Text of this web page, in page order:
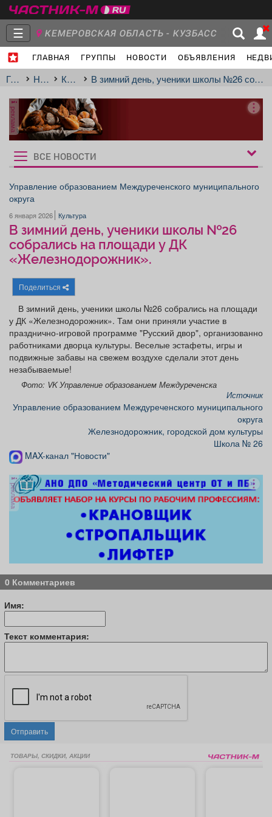
☰ КЕМЕРОВСКАЯ ОБЛАСТЬ - КУЗБАСС
ГЛАВНАЯ ГРУППЫ НОВОСТИ ОБЪЯВЛЕНИЯ
Главная
Объявления Недвижимость Услуги
Афиша
Товары Поздравления Погода
ТВ программа
ГлавнаяНовостиКультураВ зимний день, ученики школы №26 собрались на площади у ДК «Железнодорожник».
реклама
Рукбрики
новостей
ВСЕ НОВОСТИ
Управление образованием Междуреченского муниципального
округа
6 января 2026 Культура
В зимний день, ученики школы №26
собрались на площади у ДК
«Железнодорожник».
Поделиться
В зимний день, ученики школы №26 собрались на площади
у ДК «Железнодорожник». Там они приняли участие в
празднично-игровой программе "Русский двор", организованно
работниками дворца культуры. Веселые эстафеты, игры и
подвижные забавы на свежем воздухе сделали этот день
незабываемые!
Фото: VK Управление образованием Междуреченска
Источник
Управление образованием Междуреченского муниципального
округа
Железнодорожник, городской дом культуры
Школа № 26
MAX-канал "Новости"
реклама
0 Комментариев
Имя:
Текст комментария:
Отправить
ТОВАРЫ, СКИДКИ, АКЦИИ